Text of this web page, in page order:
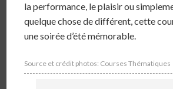
la performance, le plaisir ou
quelque chose de différent, cette
une soirée d’été mémorable.
Source et crédit photos: Courses Thématiques